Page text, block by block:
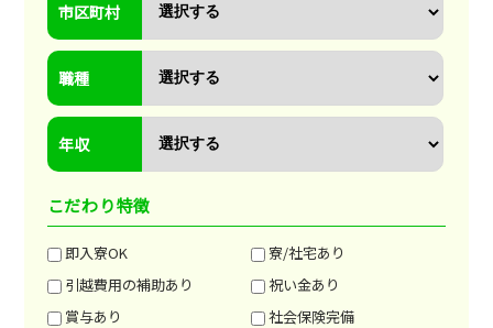
市区町村
職種
年収
こだわり特徴
即入寮OK
寮/社宅あり
引越費用の補助あり
祝い金あり
賞与あり
社会保険完備